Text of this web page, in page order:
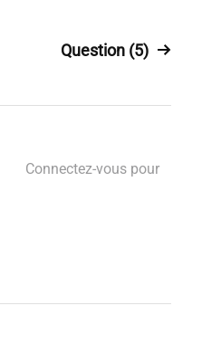
Question (5)
Connectez-vous pour